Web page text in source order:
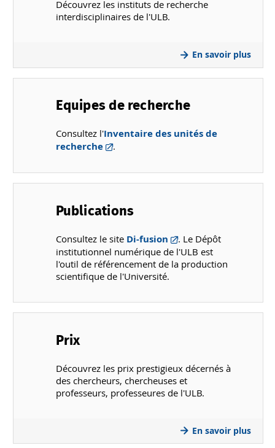
Découvrez les instituts de recherche
interdisciplinaires de l'ULB.
En savoir plus
Equipes de recherche
Consultez l'Inventaire des unités de
recherche
.
Publications
Consultez le site Di-fusion
. Le Dépôt
institutionnel numérique de l'ULB est
l'outil de référencement de la production
scientifique de l'Université.
Prix
Découvrez les prix prestigieux décernés à
des chercheurs, chercheuses et
professeurs, professeures de l'ULB.
En savoir plus